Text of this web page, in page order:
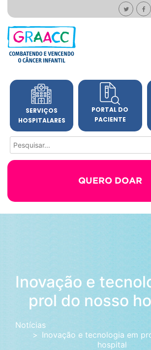
SERVIÇOS
HOSPITALARES
PORTAL DO
PACIENTE
QUERO DOAR
Inovação e
prol do nosso
Notícias
Inovação e tecnologia em
hospital